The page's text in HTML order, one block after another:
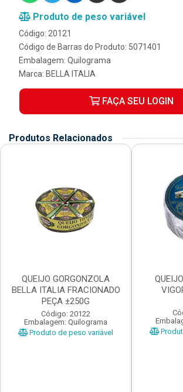
Produto de peso variável
Código: 20121
Código de Barras do Produto: 5071401
Embalagem: Quilograma
Marca: BELLA ITALIA
FAÇA SEU LOGIN
Produtos Relacionados
QUEIJO GORGONZOLA
BELLA ITALIA FRACIONADO
PEÇA ±250G
Código: 20122
Embalagem: Quilograma
Produto de peso variável